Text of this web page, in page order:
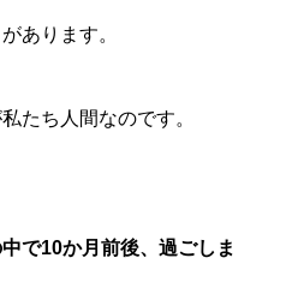
あります。
たち人間なのです。
で10か月前後、過ごしま